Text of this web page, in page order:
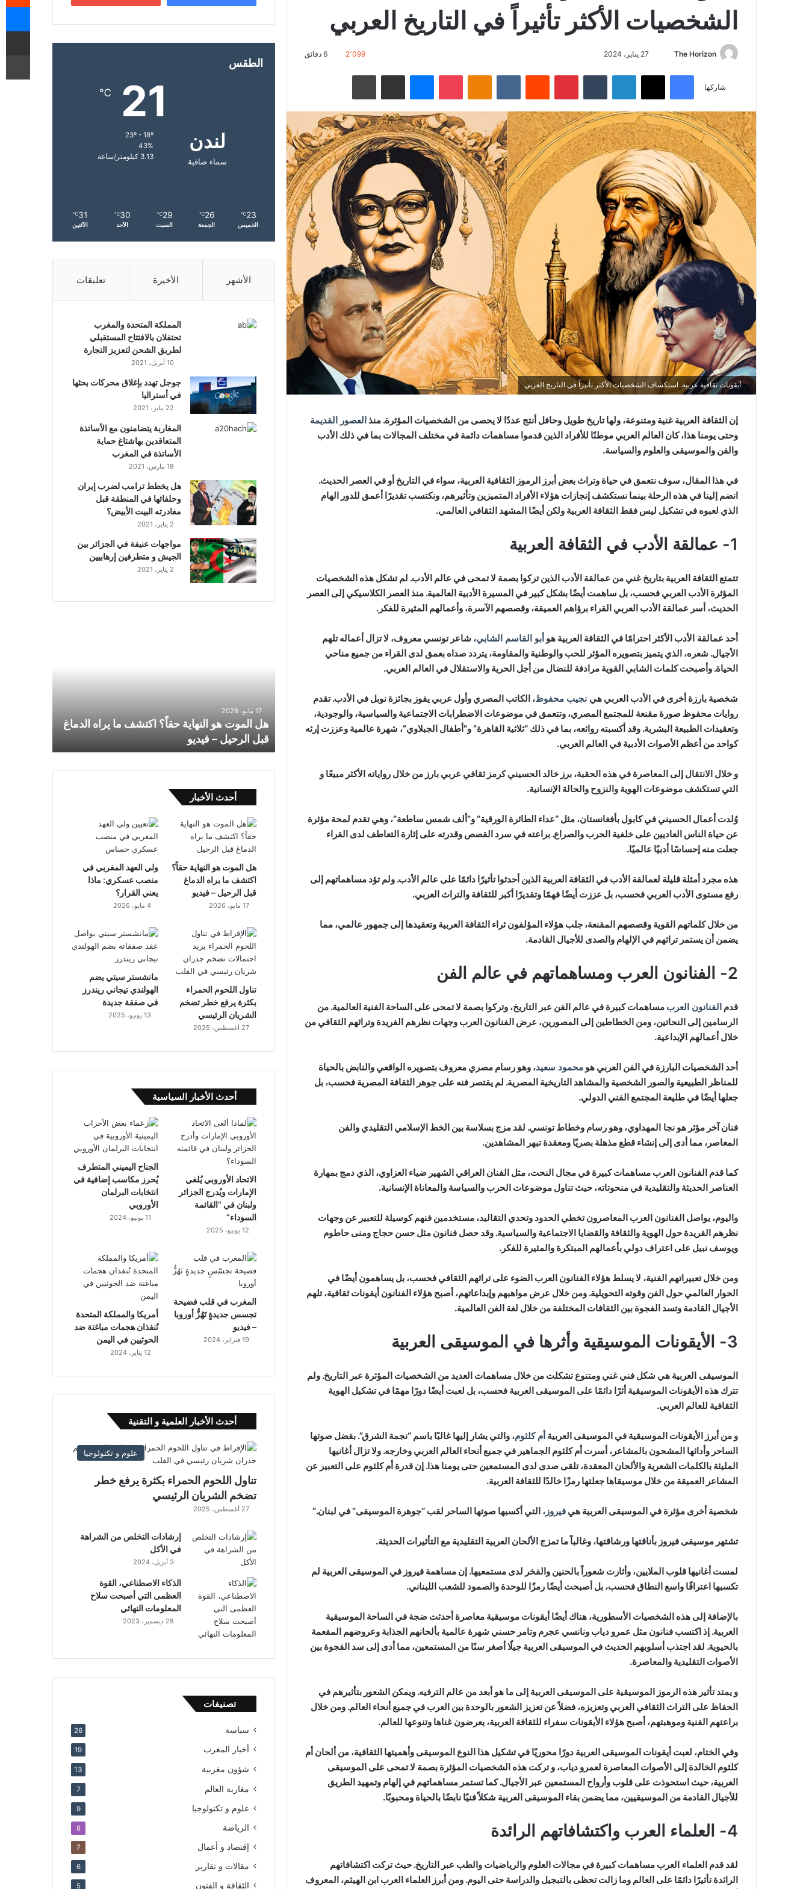
الشخصيات الأكثر تأثيراً في التاريخ العربي
The Horizon 27 يناير، 2024 2٬099
شاركها
فيسبوك ‫X لينكدإن بينتيريست Odnoklassniki
‫Pocket ماسنجر مشاركة عبر البريد طباعة
أيقونات ثقافية عربية. استكشاف الشخصيات الأكثر تأثيراً في التاريخ العربي
إن الثقافة العربية غنية ومتنوعة، ولها تاريخ طويل وحافل أنتج عددًا لا يحصى من الشخصيات المؤثرة. منذ العصور القديمة
وحتى يومنا هذا، كان العالم العربي موطنًا للأفراد الذين قدموا مساهمات دائمة في مختلف المجالات بما في ذلك الأدب
والفن والموسيقى والعلوم والسياسة.
في هذا المقال، سوف نتعمق في حياة وتراث بعض أبرز الرموز الثقافية العربية، سواء في التاريخ أو في العصر الحديث.
انضم إلينا في هذه الرحلة بينما نستكشف إنجازات هؤلاء الأفراد المتميزين وتأثيرهم، ونكتسب تقديرًا أعمق للدور الهام
الذي لعبوه في تشكيل ليس فقط الثقافة العربية ولكن أيضًا المشهد الثقافي العالمي.
1- عمالقة الأدب في الثقافة العربية
تتمتع الثقافة العربية بتاريخ غني من عمالقة الأدب الذين تركوا بصمة لا تمحى في عالم الأدب. لم تشكل هذه الشخصيات
المؤثرة الأدب العربي فحسب، بل ساهمت أيضًا بشكل كبير في المسيرة الأدبية العالمية. منذ العصر الكلاسيكي إلى العصر
الحديث، أسر عمالقة الأدب العربي القراء برؤاهم العميقة، وقصصهم الآسرة، وأعمالهم المثيرة للفكر.
أحد عمالقة الأدب الأكثر احترامًا في الثقافة العربية هو أبو القاسم الشابي، شاعر تونسي معروف، لا تزال أعماله تلهم
الأجيال. شعره، الذي يتميز بتصويره المؤثر للحب والوطنية والمقاومة، يتردد صداه بعمق لدى القراء من جميع مناحي
الحياة. وأصبحت كلمات الشابي القوية مرادفة للنضال من أجل الحرية والاستقلال في العالم العربي.
شخصية بارزة أخرى في الأدب العربي هي نجيب محفوظ، الكاتب المصري وأول عربي يفوز بجائزة نوبل في الأدب. تقدم
روايات محفوظ صورة مقنعة للمجتمع المصري، وتتعمق في موضوعات الاضطرابات الاجتماعية والسياسية، والوجودية،
وتعقيدات الطبيعة البشرية. وقد أكسبته روائعه، بما في ذلك “ثلاثية القاهرة” و”أطفال الجبلاوي”، شهرة عالمية وعززت إرثه
كواحد من أعظم الأصوات الأدبية في العالم العربي.
و خلال الانتقال إلى المعاصرة في هذه الحقبة، برز خالد الحسيني كرمز ثقافي عربي بارز من خلال رواياته الأكثر مبيعًا و
التي تستكشف موضوعات الهوية والنزوح والحالة الإنسانية.
وُلدت أعمال الحسيني في كابول بأفغانستان، مثل “عداء الطائرة الورقية” و”ألف شمس ساطعة”، وهي تقدم لمحة مؤثرة
عن حياة الناس العاديين على خلفية الحرب والصراع. براعته في سرد ​​القصص وقدرته على إثارة التعاطف لدى القراء
جعلت منه إحساسًا أدبيًا عالميًا.
هذه مجرد أمثلة قليلة لعمالقة الأدب في الثقافة العربية الذين أحدثوا تأثيرًا دائمًا على عالم الأدب. ولم تؤد مساهماتهم إلى
رفع مستوى الأدب العربي فحسب، بل عززت أيضًا فهمًا وتقديرًا أكبر للثقافة والتراث العربي.
من خلال كلماتهم القوية وقصصهم المقنعة، جلب هؤلاء المؤلفون ثراء الثقافة العربية وتعقيدها إلى جمهور عالمي، مما
يضمن أن يستمر تراثهم في الإلهام والصدى للأجيال القادمة.
2- الفنانون العرب ومساهماتهم في عالم الفن
قدم الفنانون العرب مساهمات كبيرة في عالم الفن عبر التاريخ، وتركوا بصمة لا تمحى على الساحة الفنية العالمية. من
الرسامين إلى النحاتين، ومن الخطاطين إلى المصورين، عرض الفنانون العرب وجهات نظرهم الفريدة وتراثهم الثقافي من
خلال أعمالهم الإبداعية.
أحد الشخصيات البارزة في الفن العربي هو محمود سعيد، وهو رسام مصري معروف بتصويره الواقعي والنابض بالحياة
للمناظر الطبيعية والصور الشخصية والمشاهد التاريخية المصرية. لم يقتصر فنه على جوهر الثقافة المصرية فحسب، بل
جعلها أيضًا في طليعة المجتمع الفني الدولي.
فنان آخر مؤثر هو نجا المهداوي، وهو رسام وخطاط تونسي. لقد مزج بسلاسة بين الخط الإسلامي التقليدي والفن
المعاصر، مما أدى إلى إنشاء قطع مذهلة بصريًا ومعقدة تبهر المشاهدين.
كما قدم الفنانون العرب مساهمات كبيرة في مجال النحت، مثل الفنان العراقي الشهير ضياء العزاوي، الذي دمج بمهارة
العناصر الحديثة والتقليدية في منحوتاته، حيث تناول موضوعات الحرب والسياسة والمعاناة الإنسانية.
واليوم، يواصل الفنانون العرب المعاصرون تخطي الحدود وتحدي التقاليد، مستخدمين فنهم كوسيلة للتعبير عن وجهات
نظرهم الفريدة حول الهوية والثقافة والقضايا الاجتماعية والسياسية. وقد حصل فنانون مثل حسن حجاج ومنى حاطوم
ويوسف نبيل على اعتراف دولي بأعمالهم المبتكرة والمثيرة للفكر.
ومن خلال تعبيراتهم الفنية، لا يسلط هؤلاء الفنانون العرب الضوء على تراثهم الثقافي فحسب، بل يساهمون أيضًا في
الحوار العالمي حول الفن وقوته التحويلية. ومن خلال عرض مواهبهم وإبداعاتهم، أصبح هؤلاء الفنانون أيقونات ثقافية، تلهم
الأجيال القادمة وتسد الفجوة بين الثقافات المختلفة من خلال لغة الفن العالمية.
3- الأيقونات الموسيقية وأثرها في الموسيقى العربية
الموسيقى العربية هي شكل فني غني ومتنوع تشكلت من خلال مساهمات العديد من الشخصيات المؤثرة عبر التاريخ. ولم
تترك هذه الأيقونات الموسيقية أثرًا دائمًا على الموسيقى العربية فحسب، بل لعبت أيضًا دورًا مهمًا في تشكيل الهوية
الثقافية للعالم العربي.
و من أبرز الأيقونات الموسيقية في الموسيقى العربية أم كلثوم، والتي يشار إليها غالبًا باسم “نجمة الشرق”. بفضل صوتها
الساحر وأدائها المشحون بالمشاعر، أسرت أم كلثوم الجماهير في جميع أنحاء العالم العربي وخارجه. ولا تزال أغانيها
المليئة بالكلمات الشعرية والألحان المعقدة، تلقى صدى لدى المستمعين حتى يومنا هذا. إن قدرة أم كلثوم على التعبير عن
المشاعر العميقة من خلال موسيقاها جعلتها رمزًا خالدًا للثقافة العربية.
شخصية أخرى مؤثرة في الموسيقى العربية هي فيروز، التي أكسبها صوتها الساحر لقب “جوهرة الموسيقى” في لبنان.”
تشتهر موسيقى فيروز بأناقتها ورشاقتها، وغالباً ما تمزج الألحان العربية التقليدية مع التأثيرات الحديثة.
لمست أغانيها قلوب الملايين، وأثارت شعوراً بالحنين والفخر لدى مستمعيها. إن مساهمة فيروز في الموسيقى العربية لم
تكسبها اعترافًا واسع النطاق فحسب، بل أصبحت أيضًا رمزًا للوحدة والصمود للشعب اللبناني.
بالإضافة إلى هذه الشخصيات الأسطورية، هناك أيضًا أيقونات موسيقية معاصرة أحدثت ضجة في الساحة الموسيقية
العربية. إذ اكتسب فنانون مثل عمرو دياب ونانسي عجرم وتامر حسني شهرة عالمية بألحانهم الجذابة وعروضهم المفعمة
بالحيوية. لقد اجتذب أسلوبهم الحديث في الموسيقى العربية جيلًا أصغر سنًا من المستمعين، مما أدى إلى سد الفجوة بين
الأصوات التقليدية والمعاصرة.
و يمتد تأثير هذه الرموز الموسيقية على الموسيقى العربية إلى ما هو أبعد من عالم الترفيه. ويمكن الشعور بتأثيرهم في
الحفاظ على التراث الثقافي العربي وتعزيزه، فضلاً عن تعزيز الشعور بالوحدة بين العرب في جميع أنحاء العالم. ومن خلال
براعتهم الفنية وموهبتهم، أصبح هؤلاء الأيقونات سفراء للثقافة العربية، يعرضون غناها وتنوعها للعالم.
وفي الختام، لعبت أيقونات الموسيقى العربية دورًا محوريًا في تشكيل هذا النوع الموسيقى وأهميتها الثقافية، من ألحان أم
كلثوم الخالدة إلى الأصوات المعاصرة لعمرو دياب، و تركت هذه الشخصيات المؤثرة بصمة لا تمحى على الموسيقى
العربية، حيث استحوذت على قلوب وأرواح المستمعين عبر الأجيال. كما تستمر مساهماتهم في إلهام وتمهيد الطريق
للأجيال القادمة من الموسيقيين، مما يضمن بقاء الموسيقى العربية شكلاً فنيًا نابضًا بالحياة ومحبوبًا.
4- العلماء العرب واكتشافاتهم الرائدة
لقد قدم العلماء العرب مساهمات كبيرة في مجالات العلوم والرياضيات والطب عبر التاريخ. حيث تركت اكتشافاتهم
الرائدة تأثيرًا دائمًا على العالم وما زالت تحظى بالتبجيل والدراسة حتى اليوم. ومن أبرز العلماء العرب ابن الهيثم، المعروف
الطقس
لندن
سماء صافية
21
℃
23º - 18º
43%
3.13 كيلومتر/ساعة
23
℃
الخميس
26
℃
الجمعة
29
℃
السبت
30
℃
الأحد
31
℃
الأثنين
الأشهر الأخيرة تعليقات
المملكة المتحدة والمغرب
تحتفلان بالافتتاح المستقبلي
لطريق الشحن لتعزيز التجارة
10 أبريل، 2021
جوجل تهدد بإغلاق محركات بحثها
في أستراليا
22 يناير، 2021
المغاربة يتضامنون مع الأساتذة
المتعاقدين بهاشتاغ حماية
الأساتذة في المغرب
18 مارس، 2021
هل يخطط ترامب لضرب إيران
وحلفائها في المنطقة قبل
مغادرته البيت الأبيض؟
2 يناير، 2021
مواجهات عنيفة في الجزائر بين
الجيش و متطرفين إرهابيين
2 يناير، 2021
الدماغ
قبل
الرحيل
17 مايو، 2026
هل الموت هو النهاية حقاً؟ اكتشف ما يراه الدماغ
قبل الرحيل – فيديو
أحدث الأخبار
هل الموت هو النهاية حقاً؟
اكتشف ما يراه الدماغ
قبل الرحيل – فيديو
17 مايو، 2026
ولي العهد المغربي في
منصب عسكري: ماذا
يعني القرار؟
4 مايو، 2026
تناول اللحوم الحمراء
بكثرة يرفع خطر تضخم
الشريان الرئيسي
27 أغسطس، 2025
مانشستر سيتي يضم
الهولندي تيجاني ريندرز
في صفقة جديدة
13 يونيو، 2025
أحدث الأخبار السياسية
الاتحاد الأوروبي يُلغي
الإمارات ويُدرج الجزائر
ولبنان في “القائمة
السوداء”
12 يونيو، 2025
الجناح اليميني المتطرف
يُحرز مكاسب إضافية في
انتخابات البرلمان
الأوروبي
11 يونيو، 2024
المغرب في قلب فضيحة
تجسس جديدةٍ تَهُزُّ أوروبا
– فيديو
19 فبراير، 2024
أمريكا والمملكة المتحدة
تُنفذان هجمات مباغتة ضد
الحوثيين في اليمن
12 يناير، 2024
أحدث الأخبار العلمية و التقنية
علوم و تكنولوجيا
تناول اللحوم الحمراء بكثرة يرفع خطر
تضخم الشريان الرئيسي
27 أغسطس، 2025
إرشادات التخلص من الشراهة
في الأكل
3 أبريل، 2024
الذكاء الاصطناعي، القوة
العظمى التي أصبحت سلاح
المعلومات النهائي
28 ديسمبر، 2023
تصنيفات
سياسة 26
أخبار المغرب 19
شؤون مغربية 13
مغاربة العالم 7
علوم و تكنولوجيا 9
الرياضة 8
إقتصاد و أعمال 7
مقالات و تقارير 6
الثقافة و الفنون 5